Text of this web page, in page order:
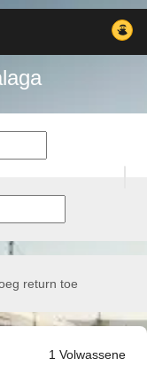
return toe
1 Volwassene